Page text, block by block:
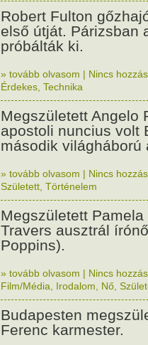
Robert Fulton
első útját. Párizsban
próbálták ki.
» tovább olvasom | Nincs
Érdekes Technika
Megszületett Angelo
apostoli nuncius volt
második világháború
» tovább olvasom | Nincs
Született Történelem
Megszületett Pamela
Travers ausztrál
Poppins).
» tovább olvasom | Nincs
Film/Média
Irodalom Nő
Budapesten
Ferenc karmester.